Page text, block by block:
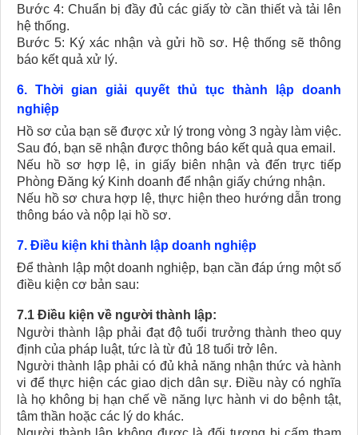
Bước 4: Chuẩn bị đầy đủ các giấy tờ cần thiết và tải lên
hệ thống.
Bước 5: Ký xác nhận và gửi hồ sơ. Hệ thống sẽ thông
báo kết quả xử lý.
6. Thời gian giải quyết thủ tục thành lập doanh
nghiệp
Hồ sơ của bạn sẽ được xử lý trong vòng 3 ngày làm việc.
Sau đó, bạn sẽ nhận được thông báo kết quả qua email.
Nếu hồ sơ hợp lệ, in giấy biên nhận và đến trực tiếp
Phòng Đăng ký Kinh doanh để nhận giấy chứng nhận.
Nếu hồ sơ chưa hợp lệ, thực hiện theo hướng dẫn trong
thông báo và nộp lại hồ sơ.
7. Điều kiện khi thành lập doanh nghiệp
Để thành lập một doanh nghiệp, bạn cần đáp ứng một số
điều kiện cơ bản sau:
7.1 Điều kiện về người thành lập:
Người thành lập phải đạt độ tuổi trưởng thành theo quy
định của pháp luật, tức là từ đủ 18 tuổi trở lên.
Người thành lập phải có đủ khả năng nhận thức và hành
vi để thực hiện các giao dịch dân sự. Điều này có nghĩa
là họ không bị hạn chế về năng lực hành vi do bệnh tật,
tâm thần hoặc các lý do khác.